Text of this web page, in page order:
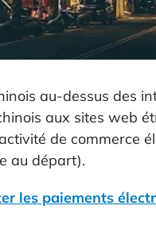
au-dessus des
aux sites web
de commerce
au départ).
les paiements